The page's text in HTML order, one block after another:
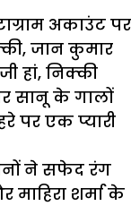
अकाउंट पर
जान कुमार
हां, निक्की
सानू के गालों
पर एक प्यारी
ने सफेद रंग
माहिरा शर्मा के